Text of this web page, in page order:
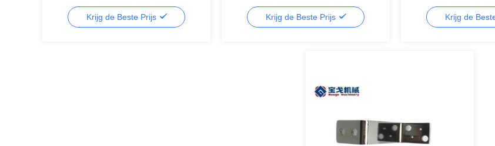
Krijg de Beste Prijs
Werkspanning Voor elektrisch apparaat
Krijg de Beste Prijs
Krijg de